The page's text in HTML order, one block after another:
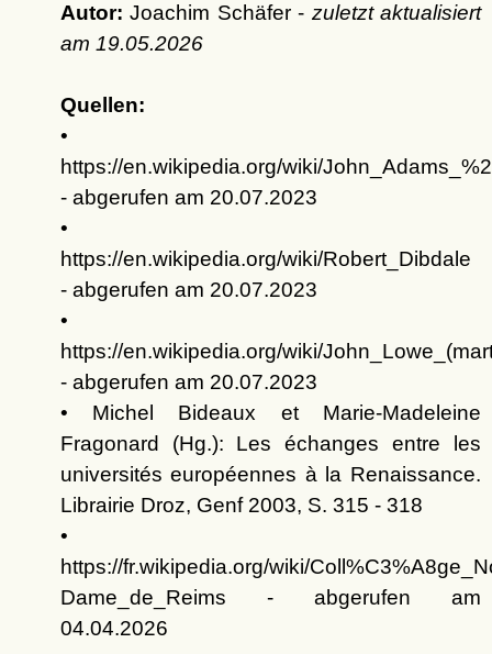
Autor: Joachim Schäfer - zuletzt aktualisiert
am 19.05.2026
Quellen:
•
https://en.wikipedia.org/wiki/
- abgerufen am 20.07.2023
•
https://en.wikipedia.org/wiki/Robert_Dibdale
- abgerufen am 20.07.2023
•
https://en.wikipedia.org/wiki/
- abgerufen am 20.07.2023
• Michel Bideaux et Marie-Madeleine
Fragonard (Hg.): Les échanges entre les
universités européennes à la Renaissance.
Librairie Droz, Genf 2003, S. 315 - 318
•
https://fr.wikipedia.org/wiki/
Dame_de_Reims - abgerufen am
04.04.2026